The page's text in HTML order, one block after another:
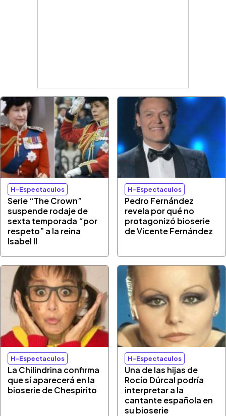
H-Espectaculos
Serie “The Crown”
suspende rodaje de
sexta temporada “por
respeto” a la reina
Isabel II
H-Espectaculos
Pedro Fernández
revela por qué no
protagonizó bioserie
de Vicente Fernández
H-Espectaculos
La Chilindrina confirma
que sí aparecerá en la
bioserie de Chespirito
H-Espectaculos
Una de las hijas de
Rocío Dúrcal podría
interpretar a la
cantante española en
su bioserie